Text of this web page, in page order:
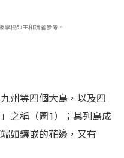
學校師生和讀者參考。
州等四個大島，以及四
之稱（圖1）；其列島成
如鑲嵌的花邊，又有